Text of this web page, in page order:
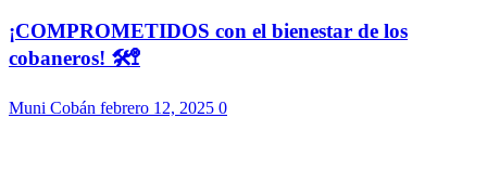
¡COMPROMETIDOS con el bienestar de los
cobaneros! 🛠️🚏
Muni Cobán febrero 12, 2025 0